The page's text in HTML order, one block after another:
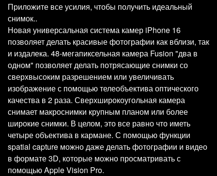
Приложите все усилия, чтобы получить идеальный
снимок..
Новая универсальная система камер iPhone 16
позволяет делать красивые фотографии как вблизи, так
и издалека. 48-мегапиксельная камера Fusion "два в
одном" позволяет делать потрясающие снимки со
сверхвысоким разрешением или увеличивать
изображение с помощью телеобъектива оптического
качества в 2 раза. Сверхширокоугольная камера
снимает макроснимки крупным планом или более
широкие снимки. В целом, это все равно что иметь
четыре объектива в кармане. С помощью функции
spatial capture можно даже делать фотографии и видео
в формате 3D, которые можно просматривать с
помощью Apple Vision Pro.